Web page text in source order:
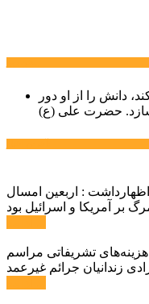
دانش را از او دور
حضرت علی (ع)
: اربعین امسال
تشریفاتی مراسم
زندانیان جرائم غیرعمد